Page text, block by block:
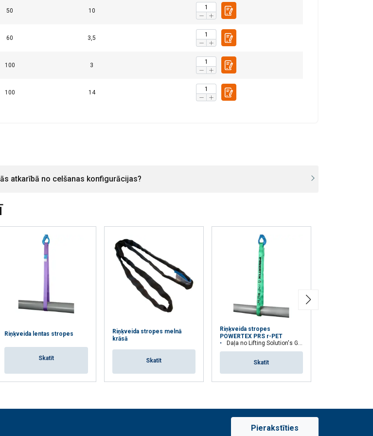
50 10
60 3,5
100 3
100 14
atkarībā no celšanas konfigurācijas?
Riņķveida lentas stropes
Skatīt
Riņķveida stropes melnā
krāsā
Skatīt
Riņķveida stropes
POWERTEX PRS r-PET
Daļa no Lifting Solution's Group Aspire Range™
Skatīt
Pierakstīties
ATTEIKTIES NO VISIEM